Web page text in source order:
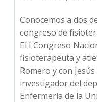
Conocemos a dos
congreso de
El I Congreso
fisioterapeuta y
Romero y con
investigador del
Enfermería de la